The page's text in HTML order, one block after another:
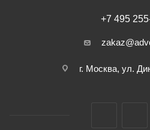
+7 495
г. Москва, ул.